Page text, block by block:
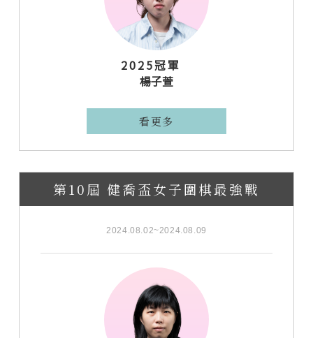
2025冠軍
楊子萱
看更多
第10屆 健喬盃女子圍棋最強戰
2024.08.02~2024.08.09